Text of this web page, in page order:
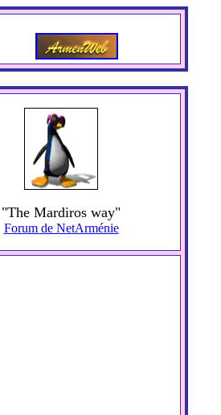
"The Mardiros way"
Forum de NetArménie